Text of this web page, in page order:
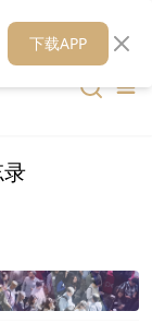
媒体矩阵 财华智库
下载APP